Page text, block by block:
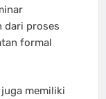
dari proses
formal
memiliki